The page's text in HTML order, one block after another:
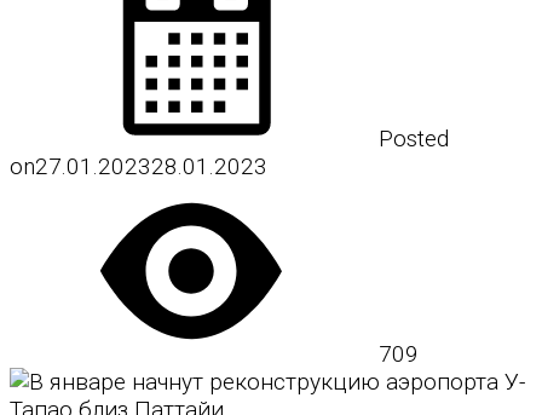
Posted
on27.01.202328.01.2023
709